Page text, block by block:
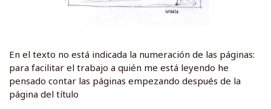
En el texto no está indicada la numeración de las páginas:
para facilitar el trabajo a quién me está leyendo he
pensado contar las páginas empezando después de la
página del título